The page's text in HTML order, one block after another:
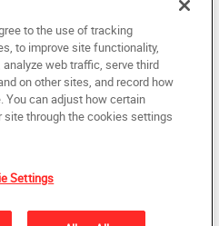
do Brasil. Todos os direitos
145
ou reduzida a qualquer meio
no todo ou em parte, sem o
AlphaGraphics Brasil.
to the use of tracking
to improve site functionality,
web traffic, serve third
on other sites, and record how
You can adjust how certain
site through the cookies settings
Settings